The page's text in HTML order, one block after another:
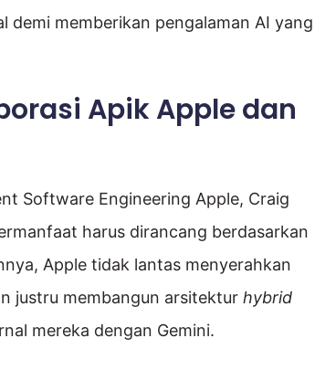
memberikan pengalaman AI yang
Apik Apple dan
Software Engineering Apple, Craig
harus dirancang berdasarkan
Apple tidak lantas menyerahkan
justru membangun arsitektur hybrid
mereka dengan Gemini.